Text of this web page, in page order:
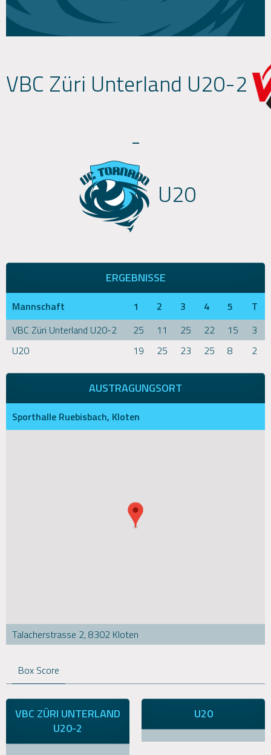
VBC Züri Unterland U20-2
-
U20
ERGEBNISSE
Mannschaft 1 2 3 4 5
T
VBC Züri Unterland U20-2
25 11 25 22 15
3
U20
19 25 23 25 8 2
AUSTRAGUNGSORT
Sporthalle Ruebisbach, Kloten
Talacherstrasse 2, 8302 Kloten
Box Score
VBC ZÜRI UNTERLAND
U20-2
U20